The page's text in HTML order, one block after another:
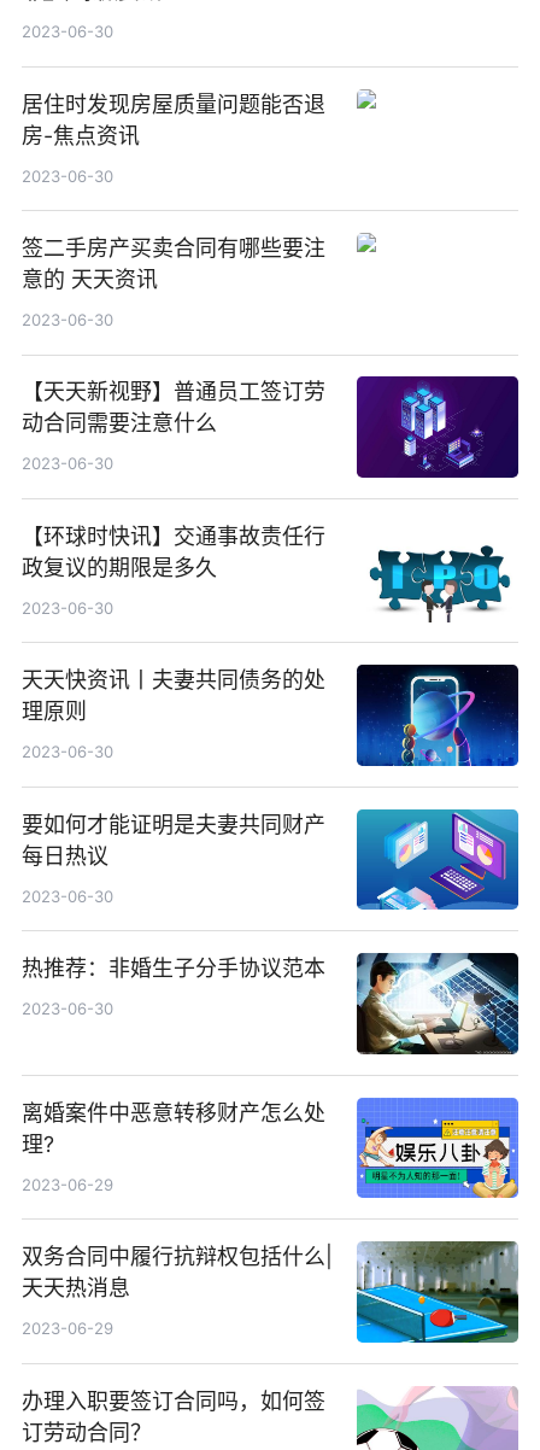
2023-06-30
居住时发现房屋质量问题能否退
房-焦点资讯
2023-06-30
签二手房产买卖合同有哪些要注
意的 天天资讯
2023-06-30
【天天新视野】普通员工签订劳
动合同需要注意什么
2023-06-30
【环球时快讯】交通事故责任行
政复议的期限是多久
2023-06-30
天天快资讯丨夫妻共同债务的处
理原则
2023-06-30
要如何才能证明是夫妻共同财产
每日热议
2023-06-30
热推荐：非婚生子分手协议范本
2023-06-30
离婚案件中恶意转移财产怎么处
理?
2023-06-29
双务合同中履行抗辩权包括什么|
天天热消息
2023-06-29
办理入职要签订合同吗，如何签
订劳动合同？